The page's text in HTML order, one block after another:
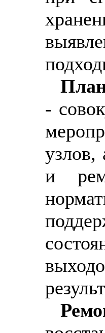
-
узлов,
и